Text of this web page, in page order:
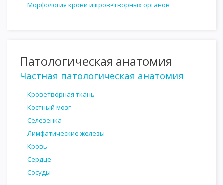
Морфология крови и кроветворных органов
Патологическая анатомия
Частная патологическая анатомия
Кроветворная ткань
Костный мозг
Селезенка
Лимфатические железы
Кровь
Сердце
Сосуды